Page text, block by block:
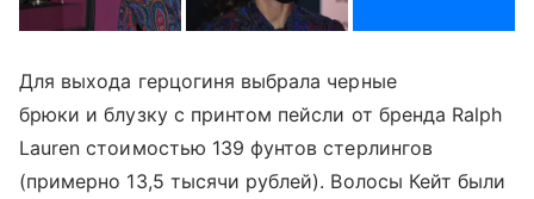
Для выхода герцогиня выбрала черные
брюки и блузку с принтом пейсли от бренда Ralph
Lauren стоимостью 139 фунтов стерлингов
(примерно 13,5 тысячи рублей). Волосы Кейт были